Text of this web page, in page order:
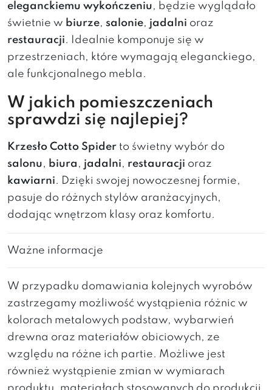
eleganckiemu wykończeniu, będzie wyglądało
świetnie w biurze, salonie, jadalni oraz
restauracji. Idealnie komponuje się w
przestrzeniach, które wymagają eleganckiego,
ale funkcjonalnego mebla.
W jakich pomieszczeniach
sprawdzi się najlepiej?
Krzesło Cotto Spider to świetny wybór do
salonu, biura , jadalni, restauracji oraz
kawiarni. Dzięki swojej nowoczesnej formie,
pasuje do różnych stylów aranżacyjnych,
dodając wnętrzom klasy oraz komfortu.
Ważne informacje
W przypadku domawiania kolejnych wyrobów
zastrzegamy możliwość wystąpienia różnic w
kolorach metalowych podstaw, wybarwień
drewna oraz materiałów obiciowych, ze
względu na różne ich partie. Możliwe jest
również wystąpienie zmian w wymiarach